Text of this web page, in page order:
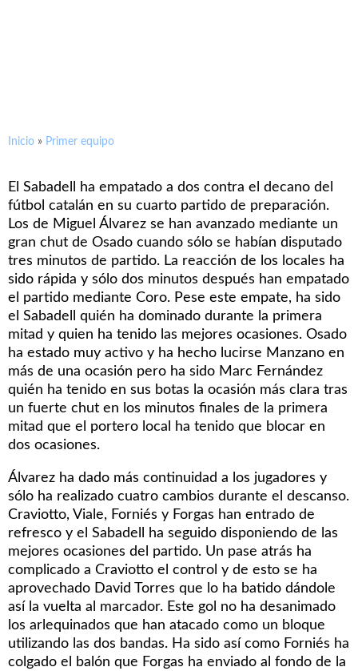
Inicio » Primer equipo
El Sabadell ha empatado a dos contra el decano del
fútbol catalán en su cuarto partido de preparación.
Los de Miguel Álvarez se han avanzado mediante un
gran chut de Osado cuando sólo se habían disputado
tres minutos de partido. La reacción de los locales ha
sido rápida y sólo dos minutos después han empatado
el partido mediante Coro. Pese este empate, ha sido
el Sabadell quién ha dominado durante la primera
mitad y quien ha tenido las mejores ocasiones. Osado
ha estado muy activo y ha hecho lucirse Manzano en
más de una ocasión pero ha sido Marc Fernández
quién ha tenido en sus botas la ocasión más clara tras
un fuerte chut en los minutos finales de la primera
mitad que el portero local ha tenido que blocar en
dos ocasiones.
Álvarez ha dado más continuidad a los jugadores y
sólo ha realizado cuatro cambios durante el descanso.
Craviotto, Viale, Forniés y Forgas han entrado de
refresco y el Sabadell ha seguido disponiendo de las
mejores ocasiones del partido. Un pase atrás ha
complicado a Craviotto el control y de esto se ha
aprovechado David Torres que lo ha batido dándole
así la vuelta al marcador. Este gol no ha desanimado
los arlequinados que han atacado como un bloque
utilizando las dos bandas. Ha sido así como Forniés ha
colgado el balón que Forgas ha enviado al fondo de la